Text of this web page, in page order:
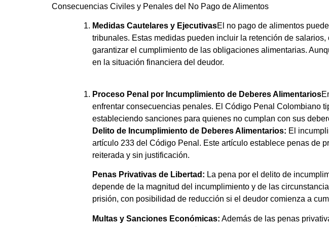
Consecuencias Civiles y Penales del No Pago de Alimentos
Medidas Cautelares y EjecutivasEl no pago de alimentos
tribunales. Estas medidas pueden incluir la retención de
garantizar el cumplimiento de las obligaciones alimentarias.
en la situación financiera del deudor.
Proceso Penal por Incumplimiento de Deberes Alimentarios
enfrentar consecuencias penales. El Código Penal Colombiano
estableciendo sanciones para quienes no cumplan con sus
Delito de Incumplimiento de Deberes Alimentarios: El
artículo 233 del Código Penal. Este artículo establece penas de
reiterada y sin justificación.
Penas Privativas de Libertad: La pena por el delito de
depende de la magnitud del incumplimiento y de las
prisión, con posibilidad de reducción si el deudor comienza a
Multas y Sanciones Económicas: Además de las penas